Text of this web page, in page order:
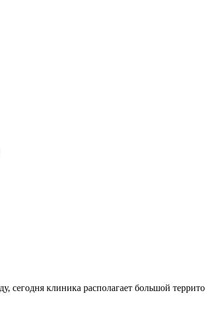
сегодня клиника располагает большой